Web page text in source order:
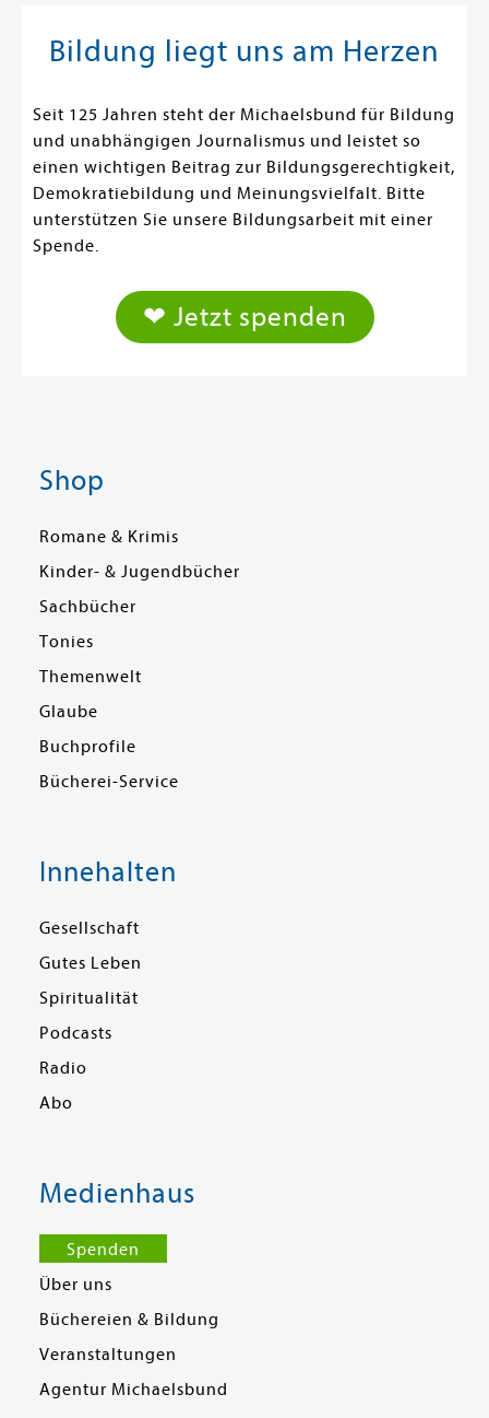
Bildung liegt uns am Herzen
Seit 125 Jahren steht der Michaelsbund für Bildung
und unabhängigen Journalismus und leistet so
einen wichtigen Beitrag zur Bildungsgerechtigkeit,
Demokratiebildung und Meinungsvielfalt. Bitte
unterstützen Sie unsere Bildungsarbeit mit einer
Spende.
❤ Jetzt spenden
Shop
Romane & Krimis
Kinder- & Jugendbücher
Sachbücher
Tonies
Themenwelt
Glaube
Buchprofile
Bücherei-Service
Innehalten
Gesellschaft
Gutes Leben
Spiritualität
Podcasts
Radio
Abo
Medienhaus
Spenden
Über uns
Büchereien & Bildung
Veranstaltungen
Agentur Michaelsbund